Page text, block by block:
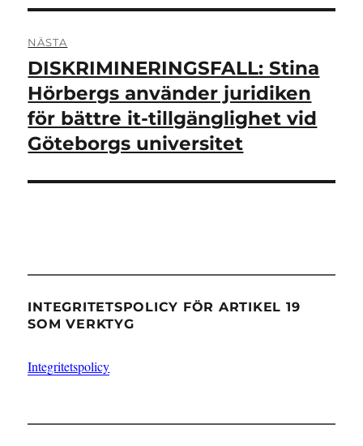
NÄSTA
Nästa
inlägg:
DISKRIMINERINGSFALL: Stina
Hörbergs använder juridiken
för bättre it-tillgänglighet vid
Göteborgs universitet
INTEGRITETSPOLICY FÖR ARTIKEL 19
SOM VERKTYG
Integritetspolicy